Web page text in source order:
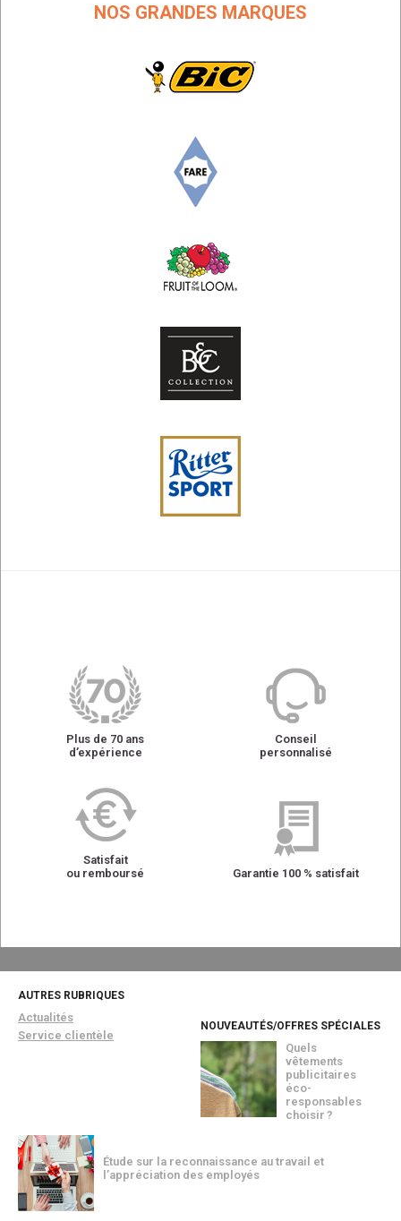
NOS GRANDES MARQUES
Plus de 70 ans
d’expérience
Conseil
personnalisé
Satisfait
ou remboursé
Garantie 100 % satisfait
AUTRES RUBRIQUES
Actualités
Service clientèle
NOUVEAUTÉS/OFFRES SPÉCIALES
Quels
vêtements
publicitaires
éco-
responsables
choisir ?
Étude sur la reconnaissance au travail et
l’appréciation des employés